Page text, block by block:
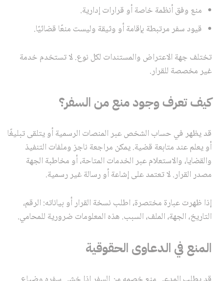
منع وفق أنظمة خاصة أو قرارات إدارية.
قيود سفر مرتبطة بإقامة أو وثيقة وليست منعًا قضائيًا.
تختلف جهة الاعتراض والمستندات لكل نوع. لا تستخدم خدمة
غير مخصصة للقرار.
كيف تعرف وجود منع من السفر؟
قد يظهر في حساب الشخص عبر المنصات الرسمية أو يتلقى تبليغًا
أو يعلم عند متابعة قضية. يمكن مراجعة ناجز وملفات التنفيذ
والقضايا، والاستعلام عبر الخدمات المتاحة، أو مخاطبة الجهة
مصدر القرار. لا تعتمد على إشاعة أو رسالة غير رسمية.
إذا ظهرت عبارة مختصرة، اطلب نسخة القرار أو بياناته: الرقم،
التاريخ، الجهة، الملف، السبب. هذه المعلومات ضرورية للمحامي.
المنع في الدعاوى الحقوقية